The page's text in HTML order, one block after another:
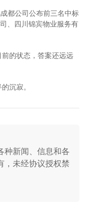
都公司公布前三名中标
、四川锦宾物业服务有
的状态，答案还远远
沉寂。
种新闻、信息和各
，未经协议授权禁